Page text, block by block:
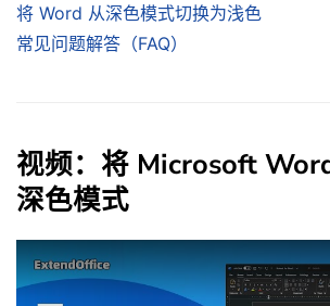
将 Word 从深色模式切换为浅色
常见问题解答（FAQ）
视频：将 Microsoft
深色模式